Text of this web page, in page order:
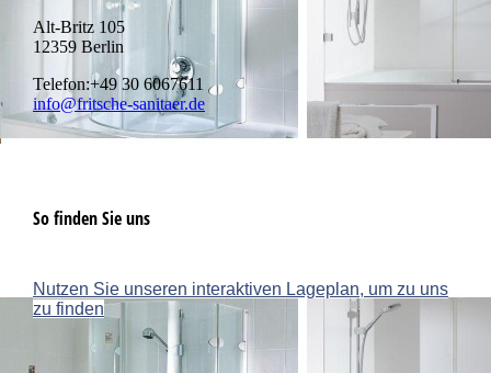
Alt-Britz 105
12359 Berlin
Telefon:+49 30 6067611
info@fritsche-sanitaer.de
So finden Sie uns
Nutzen Sie unseren interaktiven La­ge­plan, um zu uns
zu finden